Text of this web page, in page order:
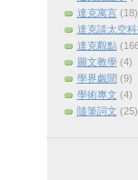
達克寓言 (18)
達克談太空
達克觀點
圖文教學 (4)
學界覷聞 (9)
學術專文 (4)
隨筆詞文 (25)